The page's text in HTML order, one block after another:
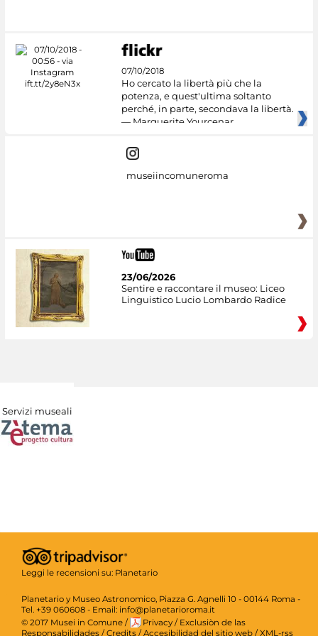
07/10/2018
Ho cercato la libertà più che la
potenza, e quest'ultima soltanto
perché, in parte, secondava la libertà.
— Marguerite Yourcenar
museiincomuneroma
23/06/2026
Sentire e raccontare il museo: Liceo
Linguistico Lucio Lombardo Radice
Servizi museali
Leggi le recensioni su: Planetario
Planetario y Museo Astronomico, Piazza G. Agnelli 10 - 00144 Roma -
Tel. +39 060608 - Email: info@planetarioroma.it
© 2017 Musei in Comune / Privacy / Exclusiòn de las
Responsabilidades / Credits / Accesibilidad del sitio web / XML-rss